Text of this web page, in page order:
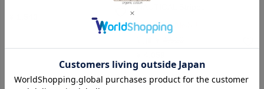
NAUTICAL Stripes
SALE(会員価格あり)